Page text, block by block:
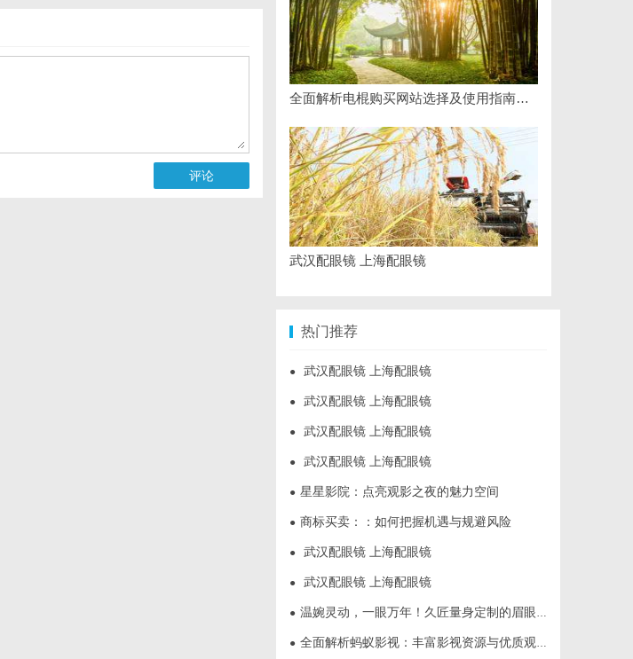
评论
全面解析电棍购买网站选择及使用指南，保障安全与合法性
武汉配眼镜 上海配眼镜
热门推荐
● 武汉配眼镜 上海配眼镜
● 武汉配眼镜 上海配眼镜
● 武汉配眼镜 上海配眼镜
● 武汉配眼镜 上海配眼镜
● 星星影院：点亮观影之夜的魅力空间
● 商标买卖：：如何把握机遇与规避风险
● 武汉配眼镜 上海配眼镜
● 武汉配眼镜 上海配眼镜
● 温婉灵动，一眼万年！久匠量身定制的眉眼唇，才是你整张脸的点睛之笔！淡颜系女生的气质加分项
● 全面解析蚂蚁影视：丰富影视资源与优质观影体验的新时代平台